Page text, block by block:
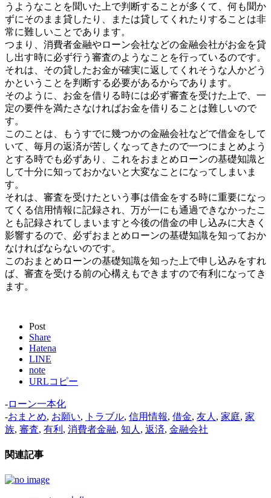
うようなことを聞いた上で判断することが多くて、何も聞か
ずにそのまま貸したり、または貸してくれたりすることは非
常に難しいことであります。
つまり、消費者金融やローン会社などの金融会社がお金を貸
し出す時に必ず行う審査のようなことを行っているのです。
それは、その貸したお金が確実に返してくれそうな人かどう
かということを判断する必要があるからであります。
そのように、お金を借りる時には必ず審査を受けた上で、一
定の要件を満たさなければお金を借りることは難しいので
す。
このことは、もうすでに幾つかの金融会社などで借金をして
いて、毎月の返済が苦しくなってきたので一つにまとめよう
とする時でも必ずあり、これをおまとめローンの基礎知識と
して十分に知っておかないと大変なことになってしまいま
す。
それは、審査を受けたという事は借金をする時に重要になっ
てくる信用情報に記録され、万が一にも通過できなかったこ
とも記録されてしまいますと今後の借金の申し込みに大きく
影響するので、必ずおまとめローンの基礎知識を知っておか
なければならないのです。
このおまとめローンの基礎知識を知った上で申し込みをすれ
ば、審査を受ける前の心構えもできますので有利になってき
ます。
Post
Share
Hatena
LINE
note
URLコピー
-ローン一本化
-おまとめ, お願い, トラブル, 信用情報, 借金, 友人 , 家庭, 家
族, 審査, 有利 , 消費者金融, 知人 , 返済, 金融会社
関連記事